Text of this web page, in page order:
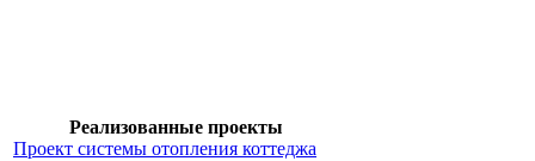
Реализованные проекты
Проект системы отопления коттеджа